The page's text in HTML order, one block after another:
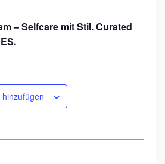
– Selfcare mit Stil. Curated